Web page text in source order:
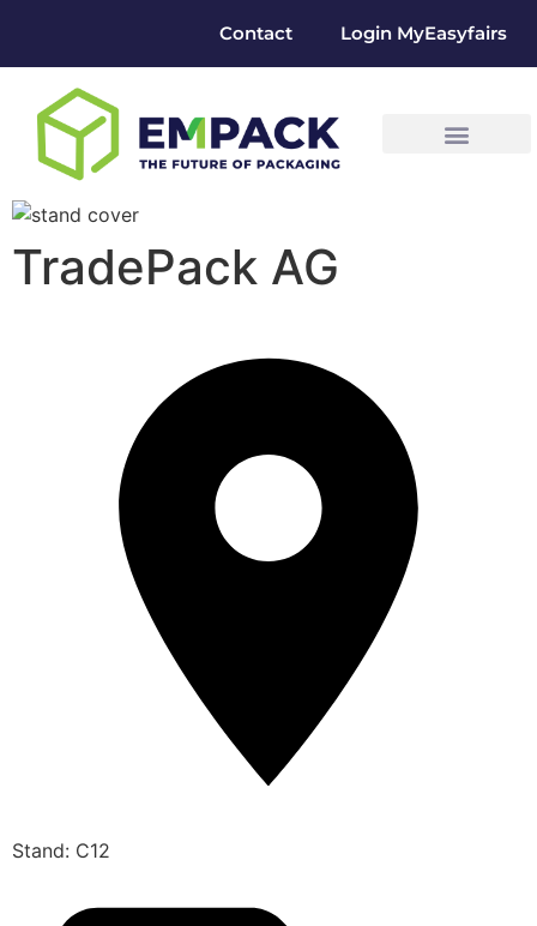
Contact Login MyEasyfairs
TradePack AG
Stand: C12